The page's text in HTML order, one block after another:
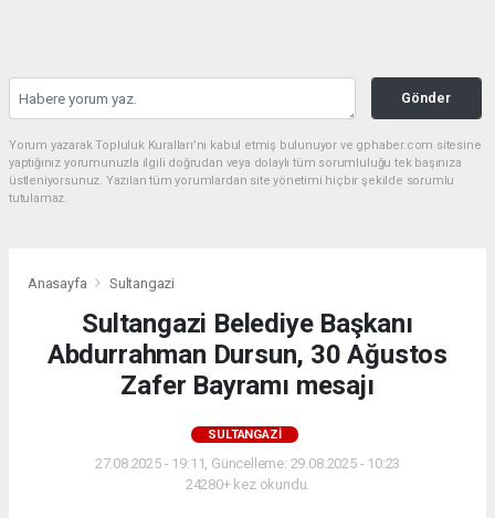
Gönder
Yorum yazarak Topluluk Kuralları’nı kabul etmiş bulunuyor ve gphaber.com sitesine
yaptığınız yorumunuzla ilgili doğrudan veya dolaylı tüm sorumluluğu tek başınıza
üstleniyorsunuz. Yazılan tüm yorumlardan site yönetimi hiçbir şekilde sorumlu
tutulamaz.
Anasayfa Sultangazi
Sultangazi Belediye Başkanı
Abdurrahman Dursun, 30 Ağustos
Zafer Bayramı mesajı
SULTANGAZI
27.08.2025 - 19:11, Güncelleme: 29.08.2025 - 10:23
24280+ kez okundu.